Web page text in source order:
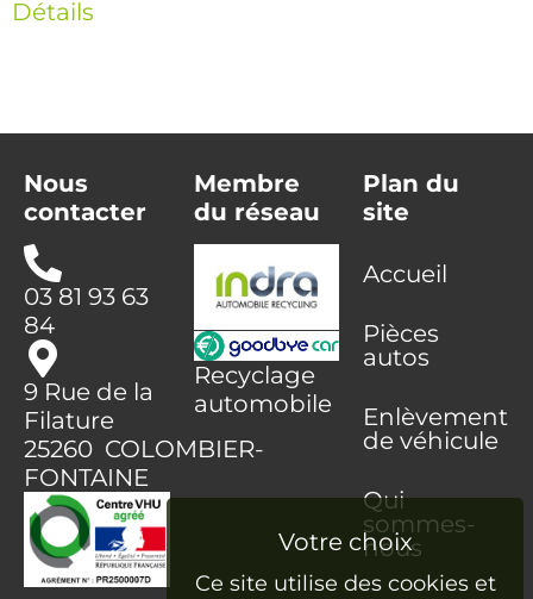
Détails
Nous
contacter
03 81 93 63
84
9 Rue de la
Filature
25260 COLOMBIER-
FONTAINE
Membre
du réseau
Recyclage
automobile
Plan du
site
Accueil
Pièces
autos
Enlèvement
de véhicule
Qui
sommes-
nous
Ce site utilise des cookies et